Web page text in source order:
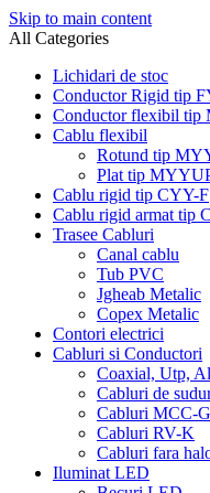
Skip to main content
All Categories
Lichidari de stoc
Conductor Rigid tip
Conductor flexibil
Cablu flexibil
Rotund tip
Plat tip
Cablu rigid tip CYY-F
Cablu rigid armat tip
Trasee Cabluri
Canal cablu
Tub PVC
Jgheab Metalic
Copex Metalic
Contori electrici
Cabluri si Conductori
Coaxial, Utp,
Cabluri de
Cabluri MCC-G
Cabluri RV-K
Cabluri fara
Iluminat LED